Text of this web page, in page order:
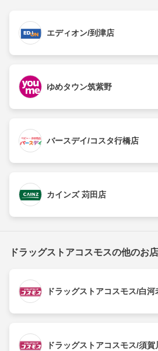
エディオン/到津店
ゆめタウン筑紫野
バースデイ/コスタ行橋店
カインズ 苅田店
ドラッグストアコスモスの他のお店
ドラッグストアコスモス/白河
ドラッグストアコスモス/須賀